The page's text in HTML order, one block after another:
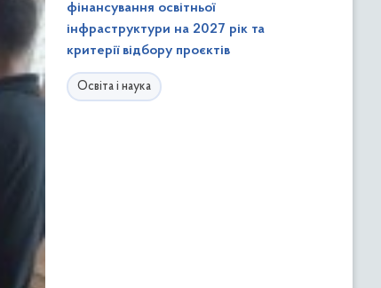
фінансування освітньої
інфраструктури на 2027 рік та
критерії відбору проєктів
Освіта і наука